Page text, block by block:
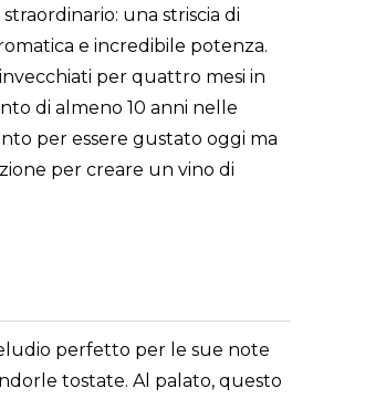
una striscia di
e incredibile potenza.
per quattro mesi in
di almeno 10 anni nelle
per essere gustato oggi ma
per creare un vino di
perfetto per le sue note
tostate. Al palato, questo